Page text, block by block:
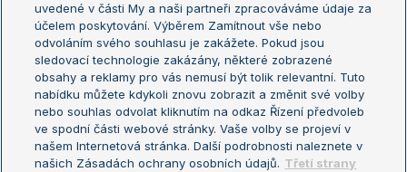
US Open
Turnaj mistrů
Turnaj mistryň
Aktualní trendy
Fotbalové přestupy
Livesport Daily
uvedené v části My a naši partneři zpracováváme údaje za
účelem poskytování. Výběrem Zamítnout vše nebo
odvoláním svého souhlasu je zakážete. Pokud jsou
sledovací technologie zakázány, některé zobrazené
obsahy a reklamy pro vás nemusí být tolik relevantní. Tuto
nabídku můžete kdykoli znovu zobrazit a změnit své volby
nebo souhlas odvolat kliknutím na odkaz Řízení předvoleb
ve spodní části webové stránky. Vaše volby se projeví v
našem Internetová stránka. Další podrobnosti naleznete v
našich Zásadách ochrany osobních údajů. Třetí strany